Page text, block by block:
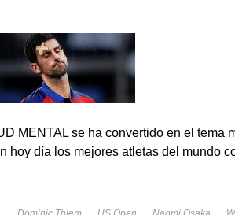
MENTAL se ha convertido en el tema
hoy día los mejores atletas del mundo